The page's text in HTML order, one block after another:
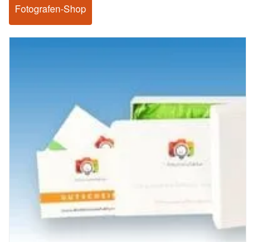
Fotografen-Shop